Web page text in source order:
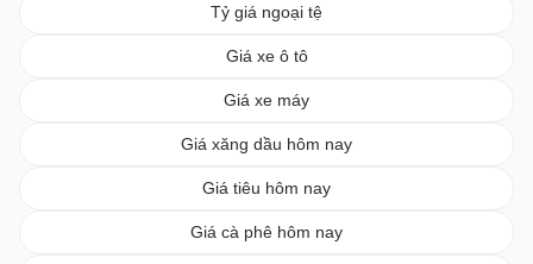
Tỷ giá ngoại tệ
Giá xe ô tô
Giá xe máy
Giá xăng dầu hôm nay
Giá tiêu hôm nay
Giá cà phê hôm nay